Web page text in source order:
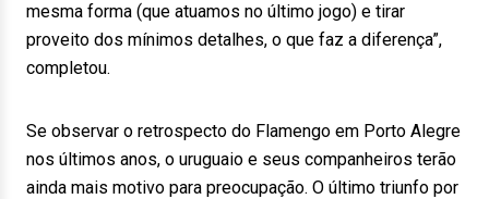
mesma forma (que atuamos no último jogo) e tirar
proveito dos mínimos detalhes, o que faz a diferença”,
completou.
Se observar o retrospecto do Flamengo em Porto Alegre
nos últimos anos, o uruguaio e seus companheiros terão
ainda mais motivo para preocupação. O último triunfo por